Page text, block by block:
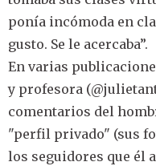
ponía incómoda en
gusto. Se le acercaba”.
En varias
y profesora
comentarios del
"perfil privado" (sus
los seguidores que él